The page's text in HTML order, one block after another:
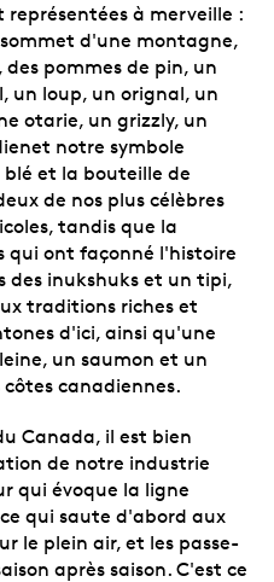
à merveille :
d'une montagne,
pommes de pin, un
un loup, un orignal, un
otarie, un grizzly, un
notre symbole
et la bouteille de
de nos plus célèbres
tandis que la
qui ont façonné l'histoire
des inukshuks et un tipi,
traditions riches et
d'ici, ainsi qu'une
un saumon et un
canadiennes.
Canada, il est bien
de notre industrie
qui évoque la ligne
qui saute d'abord aux
le plein air, et les passe-
après saison. C'est ce